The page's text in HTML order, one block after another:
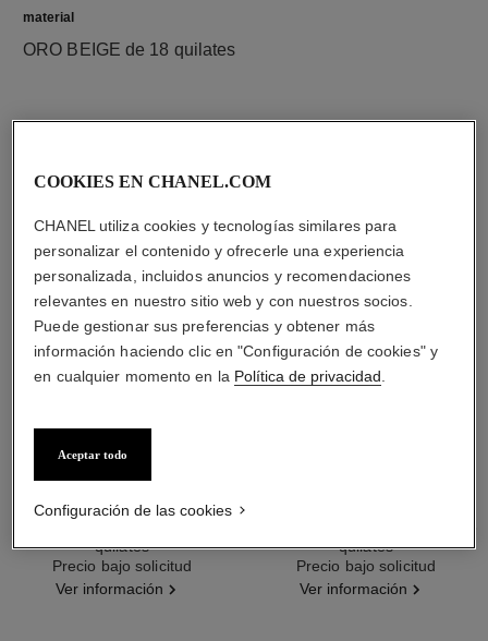
material
ORO BEIGE de 18 quilates
quilates
Ref. J12187
Precio bajo solicitud
Ver información
quilates
Ref. J12193
Precio bajo solicitud
Ver información
COOKIES EN CHANEL.COM
CHANEL utiliza cookies y tecnologías similares para
personalizar el contenido y ofrecerle una experiencia
personalizada, incluidos anuncios y recomendaciones
relevantes en nuestro sitio web y con nuestros socios.
Puede gestionar sus preferencias y obtener más
información haciendo clic en "Configuración de cookies" y
en cualquier momento en la Política de privacidad
Aceptar todo
Configuración de las cookies